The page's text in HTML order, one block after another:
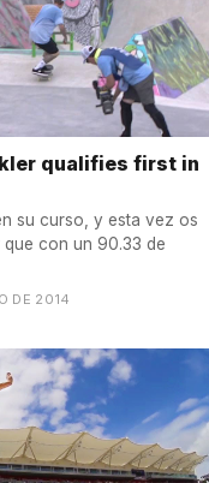
qualifies first in
su curso, y esta vez os
que con un 90.33 de
DE 2014